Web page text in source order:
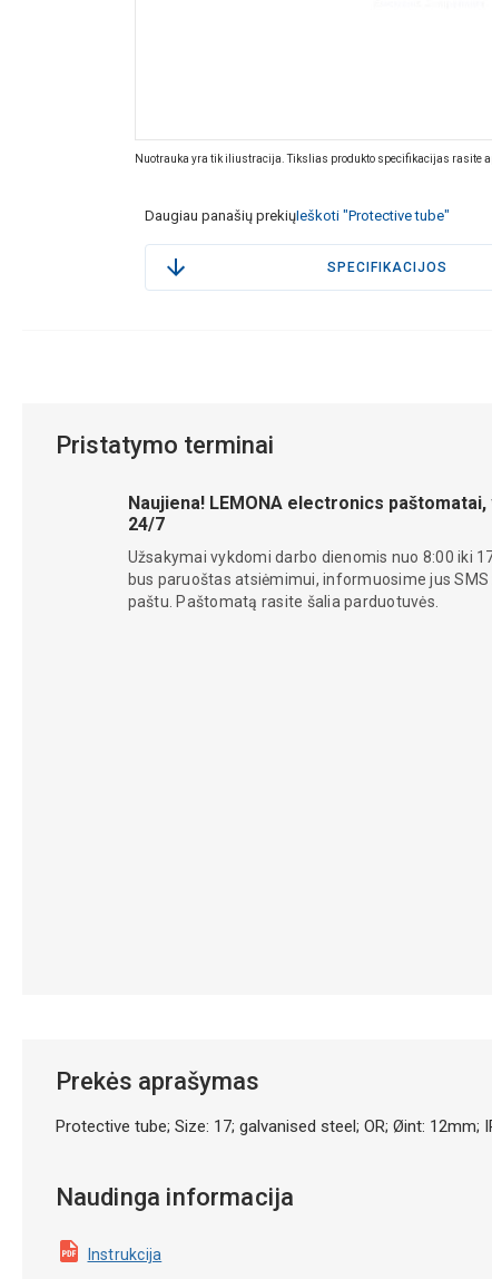
Nuotrauka yra tik iliustracija. Tikslias produkto specifikacijas rasite
Daugiau panašių prekiųIeškoti "Protective tube"
SPECIFIKACIJOS
Pristatymo terminai
Naujiena! LEMONA electronics
24/7
Užsakymai vykdomi darbo dienomis nuo 8:00 iki
bus paruoštas atsiėmimui, informuosime jus SMS
paštu. Paštomatą rasite šalia parduotuvės.
Prekės aprašymas
Protective tube; Size: 17; galvanised steel; OR; Øint: 12mm;
Naudinga informacija
Instrukcija